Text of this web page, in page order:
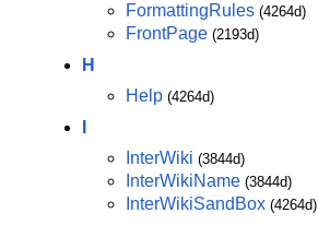
FormattingRules (4264d)
FrontPage (2193d)
H
Help (4264d)
InterWiki (3844d)
InterWikiName (3844d)
InterWikiSandBox (4264d)